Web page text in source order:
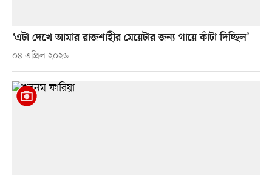
‘এটা দেখে আমার রাজশাহীর মেয়েটার জন্য গায়ে কাঁটা দিচ্ছিল’
০৪ এপ্রিল ২০২৬